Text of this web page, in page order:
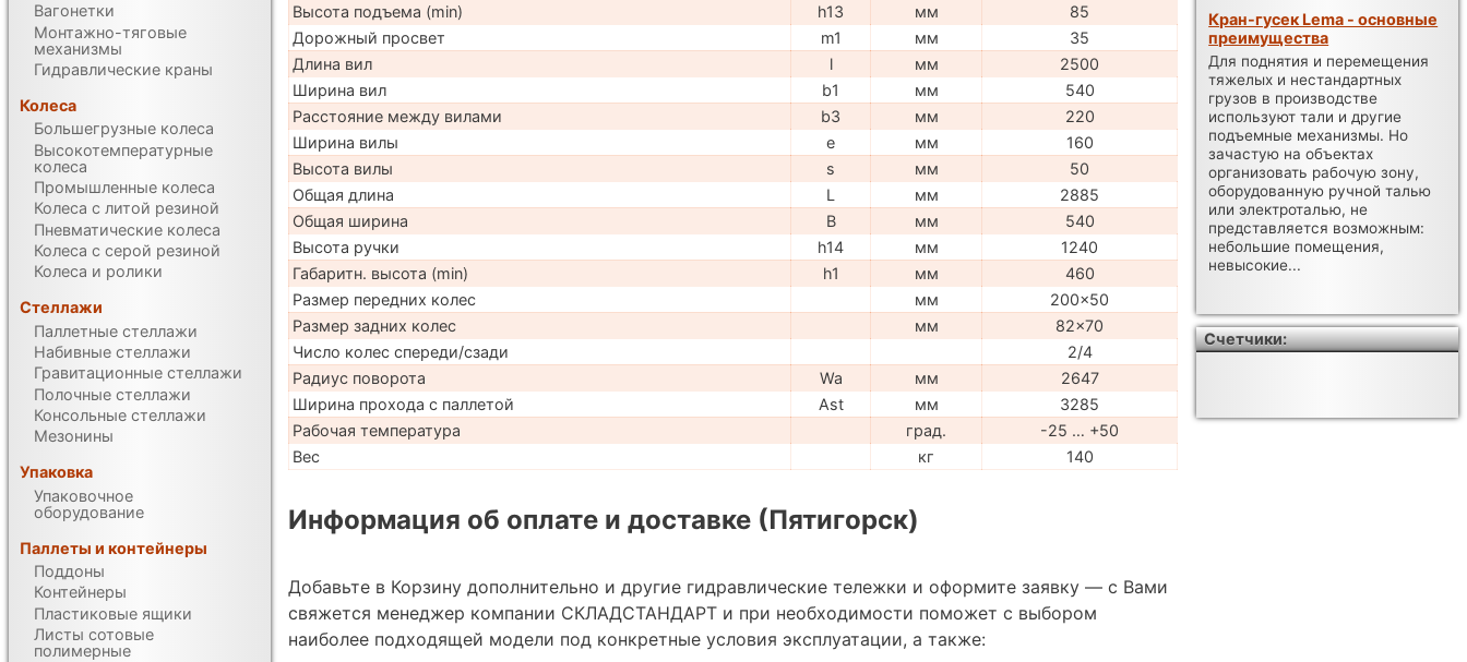
Высота подъема (min)
h13 мм
85
Дорожный просвет
m1 мм
35
Длина вил
l мм
2500
Ширина вил
b1 мм
540
Расстояние между вилами
b3 мм
220
Ширина вилы
e мм
160
Высота вилы
s мм
50
Общая длина
L мм
2885
Общая ширина
B мм
540
Высота ручки
h14 мм
1240
Габаритн. высота (min)
h1 мм
460
Размер передних колес
мм
200x50
Размер задних колес
мм
82x70
Число колес спереди/сзади
2/4
Радиус поворота
Wa мм
2647
Ширина прохода с паллетой
Ast мм
3285
Рабочая температура
град.
-25 … +50
Вес
кг 140
Информация об оплате и доставке (Пятигорск)
Добавьте в Корзину дополнительно и другие гидравлические тележки и оформите заявку — с Вами
свяжется менеджер компании СКЛАДСТАНДАРТ и при необходимости поможет с выбором
наиболее подходящей модели под конкретные условия эксплуатации, а также:
Вагонетки
Монтажно-тяговые
механизмы
Гидравлические краны
Колеса
Большегрузные колеса
Высокотемпературные
колеса
Промышленные колеса
Колеса с литой резиной
Пневматические колеса
Колеса с серой резиной
Колеса и ролики
Стеллажи
Паллетные стеллажи
Набивные стеллажи
Гравитационные стеллажи
Полочные стеллажи
Консольные стеллажи
Мезонины
Упаковка
Упаковочное
оборудование
Паллеты и контейнеры
Поддоны
Контейнеры
Пластиковые ящики
Листы сотовые
полимерные
Кран-гусек Lema - основные
преимущества
Для поднятия и перемещения
тяжелых и нестандартных
грузов в производстве
используют тали и другие
подъемные механизмы. Но
зачастую на объектах
организовать рабочую зону,
оборудованную ручной талью
или электроталью, не
представляется возможным:
небольшие помещения,
невысокие...
Счетчики: